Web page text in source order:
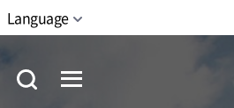
Language